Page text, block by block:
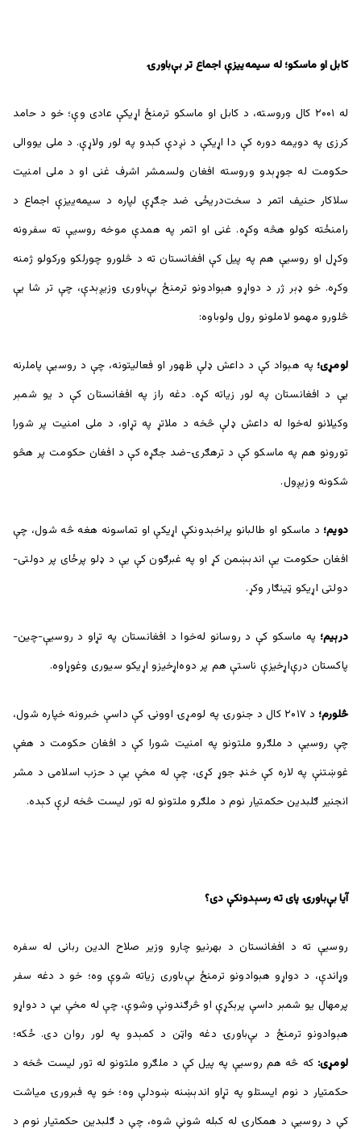
کابل او ماسکو؛ له سیمه‌ییزې اجماع تر بې‌باورۍ
له ۲۰۰۱ کال وروسته، د کابل او ماسکو ترمنځ اړیکې عادی وې؛ خو د حامد
کرزی په دویمه دوره کې دا اړیکې د نږدې کېدو په لور ولاړې. د ملی یووالی
حکومت له جوړېدو وروسته افغان ولسمشر اشرف غنی او د ملی امنیت
سلاکار حنیف اتمر د سخت‌دریځۍ ضد جګړې لپاره د سیمه‌ییزې اجماع د
رامنځته کولو هڅه وکړه. غنی او اتمر په همدې موخه روسیې ته سفرونه
وکړل او روسیې هم په پیل کې افغانستان ته د څلورو چورلکو ورکولو ژمنه
وکړه. خو ډېر ژر د دواړو هېوادونو ترمنځ بې‌باورۍ وزیږېدې، چې تر شا یې
څلورو مهمو لاملونو رول ولوباوه:
لومړی؛ په هېواد کې د داعش ډلې ظهور او فعالیتونه، چې د روسیې پاملرنه
یې د افغانستان په لور زیاته کړه. دغه راز په افغانستان کې د یو شمېر
وکیلانو له‌خوا له داعش ډلې څخه د ملاتړ په تړاو، د ملی امنیت پر شورا
تورونو هم په ماسکو کې د ترهګرۍ-ضد جګړه کې د افغان حکومت پر هڅو
شکونه وزیږول.
دویم؛ د ماسکو او طالبانو پراخېدونکې اړیکې او تماسونه هغه څه شول، چې
افغان حکومت یې اندېښمن کړ او په غبرګون کې یې د ډلو پرځای پر دولتی-
دولتی اړیکو ټینګار وکړ.
درېیم؛ په ماسکو کې د روسانو له‌خوا د افغانستان په تړاو د روسیې-چین-
پاکستان درې‌اړخیزې ناستې هم پر دوه‌اړخیزو اړیکو سیوری وغوړاوه.
څلورم؛
د ۲۰۱۷ کال د جنورۍ په لومړۍ اوونۍ کې داسې خبرونه خپاره شول،
چې روسیې د ملګرو ملتونو په امنیت شورا کې د افغان حکومت د هغې
غوښتنې په لاره کې خنډ جوړ کړی، چې له مخې یې د حزب اسلامی د مشر
انجنیر ګلبدین حکمتیار نوم د ملګرو ملتونو له تور لیست څخه لرې کېده.
آیا بې‌باورۍ پای ته رسېدونکې دی؟
روسیې ته د افغانستان د بهرنیو چارو وزیر صلاح الدین ربانی له سفره
وړاندې، د دواړو هېوادونو ترمنځ بې‌باوری زیاته شوې وه؛ خو د دغه سفر
پرمهال یو شمېر داسې پرېکړې او څرګندونې وشوې، چې له مخې یې د دواړو
هېوادونو ترمنځ د بې‌باورۍ دغه واټن د کمېدو په لور روان دی. ځکه؛
لومړی: که څه هم روسیې په پیل کې د ملګرو ملتونو له تور لیست څخه د
حکمتیار د نوم ایستلو په تړاو اندېښنه ښودلې وه؛ خو په فبرورۍ میاشت
کې د روسیې د همکارۍ له کبله شونې شوه، چې د ګلبدین حکمتیار نوم د